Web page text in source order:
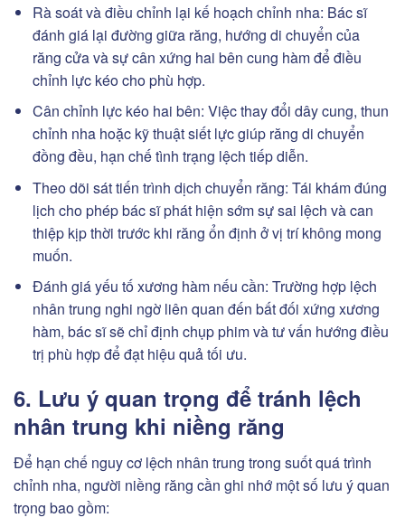
Rà soát và điều chỉnh lại kế hoạch chỉnh nha: Bác sĩ
đánh giá lại đường giữa răng, hướng di chuyển của
răng cửa và sự cân xứng hai bên cung hàm để điều
chỉnh lực kéo cho phù hợp.
Cân chỉnh lực kéo hai bên: Việc thay đổi dây cung, thun
chỉnh nha hoặc kỹ thuật siết lực giúp răng di chuyển
đồng đều, hạn chế tình trạng lệch tiếp diễn.
Theo dõi sát tiến trình dịch chuyển răng: Tái khám đúng
lịch cho phép bác sĩ phát hiện sớm sự sai lệch và can
thiệp kịp thời trước khi răng ổn định ở vị trí không mong
muốn.
Đánh giá yếu tố xương hàm nếu cần: Trường hợp lệch
nhân trung nghi ngờ liên quan đến bất đối xứng xương
hàm, bác sĩ sẽ chỉ định chụp phim và tư vấn hướng điều
trị phù hợp để đạt hiệu quả tối ưu.
6. Lưu ý quan trọng để tránh lệch
nhân trung khi niềng răng
Để hạn chế nguy cơ lệch nhân trung trong suốt quá trình
chỉnh nha, người niềng răng cần ghi nhớ một số lưu ý quan
trọng bao gồm: